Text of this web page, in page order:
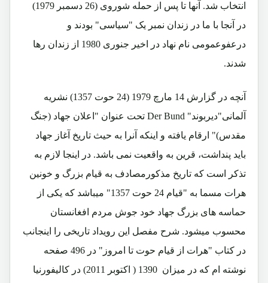
انتخاب شد. آنها تا پس از حمله شوروی (26 دسمبر 1979)
در آنجا با ما در زندان نمبر یک "سیاسی" بودند و
درعفوعمومی نام نهاد در اخیر جنوری 1980 از زندان رها
شدند.
آنچه در گزارش 14 مارچ 1979 (24 حوت 1357) نشریه
آلمانی"دیربوند" Der Bund تحت عنوان "اعلان جهاد (جنگ
مقدس)" ارقام یافته و اینکه آنرا به حیث تاریخ آغاز جهاد
باید پنداشت، قرین به واقعیت نمی باشد. در اینجا لازم به
تذکر است که تاریخ مذکورمصادف به قیام بزرگ و خونین
هرات مسما به "قیام 24 حوت 1357" میباشد که یکی از
حماسه های بزرگ جهاد خود جوش مردم افغانستان
محسوب میشود. شرح مفصل این رویداد تاریخی را اینجانب
در کتاب "هرات از قیام حوت تا امروز" در 496 صفحه
نوشته ام که در میزان 1390 ( اکتوبر 2011) در کالیفورنیا